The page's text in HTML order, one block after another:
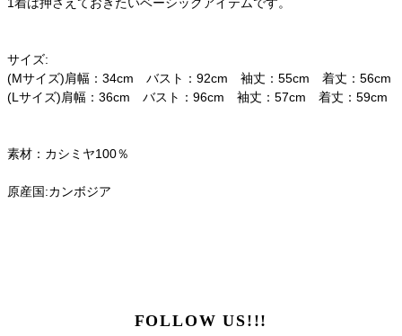
1着は押さえておきたいベーシックアイテムです。
サイズ:
(Mサイズ)肩幅：34cm バスト：92cm 袖丈：55cm 着丈：56cm
(Lサイズ)肩幅：36cm バスト：96cm 袖丈：57cm 着丈：59cm
素材：カシミヤ100％
原産国:カンボジア
FOLLOW US!!!